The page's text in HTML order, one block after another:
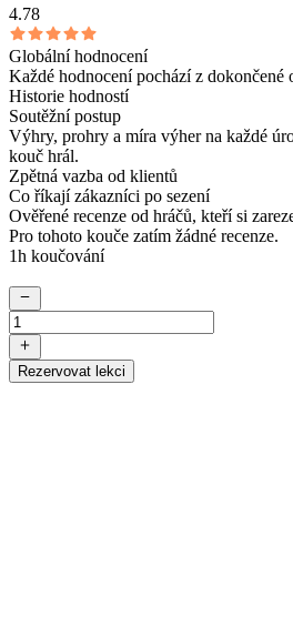
4.78
Globální hodnocení
Každé hodnocení pochází z dokončené
Historie hodností
Soutěžní postup
Výhry, prohry a míra výher na každé
kouč hrál.
Zpětná vazba od klientů
Co říkají zákazníci po sezení
Ověřené recenze od hráčů, kteří si
Pro tohoto kouče zatím žádné recenze.
1h koučování
Rezervovat lekci